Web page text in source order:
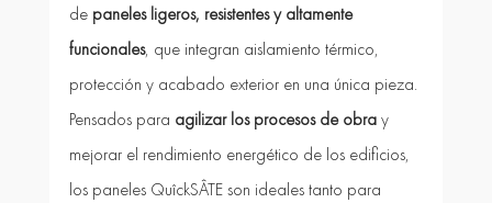
de paneles ligeros, resistentes y altamente
funcionales, que integran aislamiento térmico,
protección y acabado exterior en una única pieza.
Pensados para agilizar los procesos de obra y
mejorar el rendimiento energético de los edificios,
los paneles QuîckSÂTE son ideales tanto para